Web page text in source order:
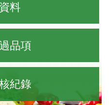
料
品項
紀錄